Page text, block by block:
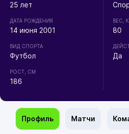
25 лет
ДАТА РОЖДЕНИЯ
14 июня 2001
ВИД СПОРТА
Футбол
РОСТ, СМ
186
ВЕС,
80
Да
Профиль Матчи